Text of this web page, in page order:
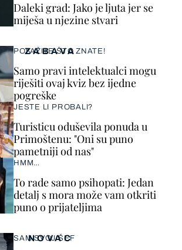
ZABAVA
POKAŽITE ŠTO ZNATE!
Samo pravi intelektualci mogu
riješiti ovaj kviz bez ijedne
pogreške
JESTE LI PROBALI?
Turisticu oduševila ponuda u
Primoštenu: "Oni su puno
pametniji od nas"
HMM…
To rade samo psihopati: Jedan
detalj s mora može vam otkriti
puno o prijateljima
Daleki grad: Jako je ljuta jer se
miješa u njezine stvari
NOVAC
SAM SVOJ ŠEF